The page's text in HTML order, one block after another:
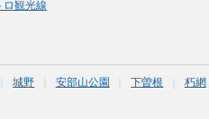
ロ観光線
城野 安部山公園 下曽根 朽網